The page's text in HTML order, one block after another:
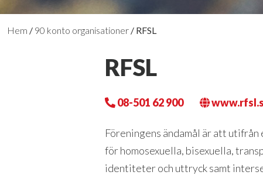
Hem / 90 konto organisationer / RFSL
RFSL
08-501 62 900
Föreningens ändamål är att
för homosexuella, bisexuella,
identiteter och uttryck samt